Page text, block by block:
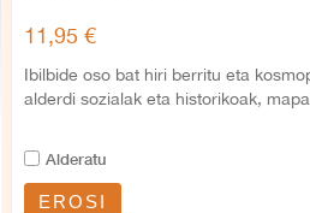
11,95 €
Ibilbide oso bat hiri berritu eta
alderdi sozialak eta historikoak,
Alderatu
EROSI